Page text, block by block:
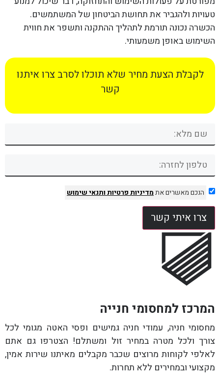
טעויות ולהגביר את תחושת הביטחון של המשתמשים.
הכשרה נכונה תורמת לתהליך ההתקנה ותשפר את חווית
השימוש באופן משמעותי.
לקבלת הצעת מחיר שלא תוכלו לסרב צרו איתנו
קשר
הנכם מאשרים אתמדיניות פרטיותותנאי שימוש
צרו איתי קשר
המרכז למחסומי חנייה
מחסומי חניה, עמודי חניה גמישים ופסי האטה מגומי לכל
צורך ולכל מטרה במחיר זול ומשתלם! הצטרפו גם אתם
לאלפי לקוחות מרוצים שכבר מקבלים מאיתנו שירות אמין,
מקצועי ובמחירים ללא תחרות.